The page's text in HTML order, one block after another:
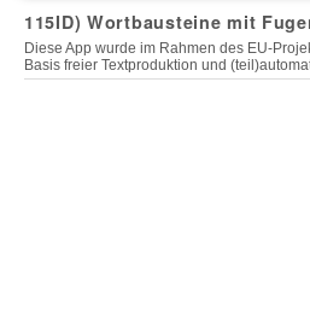
115ID) Wortbausteine mit
Diese App wurde im Rahmen des EU-
Basis freier Textproduktion und